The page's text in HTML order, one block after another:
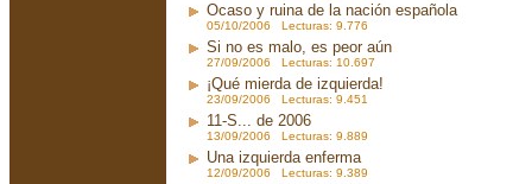
Ocaso y ruina de la nación española
05/10/2006 Lecturas: 9.776
Si no es malo, es peor aún
27/09/2006 Lecturas: 10.697
¡Qué mierda de izquierda!
23/09/2006 Lecturas: 9.451
11-S... de 2006
13/09/2006 Lecturas: 9.889
Una izquierda enferma
12/09/2006 Lecturas: 9.389